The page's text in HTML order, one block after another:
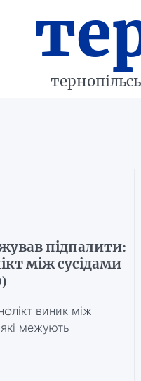
підпалити:
між сусідами
виник між
межують